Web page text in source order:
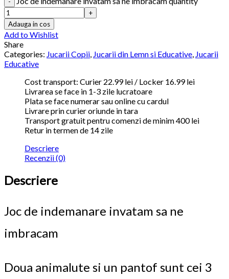
Adauga in cos
Add to Wishlist
Share
Categories: Jucarii Copii, Jucarii din Lemn si Educative, Jucarii
Educative
Cost transport: Curier 22.99 lei / Locker 16.99 lei
Livrarea se face in 1-3 zile lucratoare
Plata se face numerar sau online cu cardul
Livrare prin curier oriunde in tara
Transport gratuit pentru comenzi de minim 400 lei
Retur in termen de 14 zile
Descriere
Recenzii (0)
Descriere
Joc de indemanare invatam sa ne
imbracam
Doua animalute si un pantof sunt cei 3